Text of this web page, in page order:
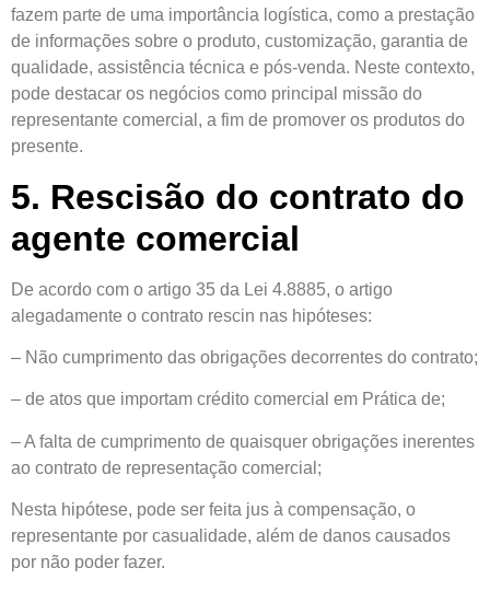
fazem parte de uma importância logística, como a prestação
de informações sobre o produto, customização, garantia de
qualidade, assistência técnica e pós-venda. Neste contexto,
pode destacar os negócios como principal missão do
representante comercial, a fim de promover os produtos do
presente.
5. Rescisão do contrato do
agente comercial
De acordo com o artigo 35 da Lei 4.8885, o artigo
alegadamente o contrato rescin nas hipóteses:
– Não cumprimento das obrigações decorrentes do contrato;
– de atos que importam crédito comercial em Prática de;
– A falta de cumprimento de quaisquer obrigações inerentes
ao contrato de representação comercial;
Nesta hipótese, pode ser feita jus à compensação, o
representante por casualidade, além de danos causados ​​
por não poder fazer.